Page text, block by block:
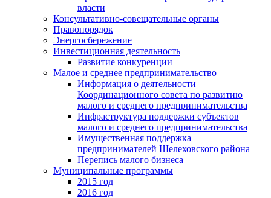
власти
Консультативно-совещательные органы
Правопорядок
Энергосбережение
Инвестиционная деятельность
Развитие конкуренции
Малое и среднее предпринимательство
Информация о деятельности
Координационного совета по развитию
малого и среднего предпринимательства
Инфраструктура поддержки субъектов
малого и среднего предпринимательства
Имущественная поддержка
предпринимателей Шелеховского района
Перепись малого бизнеса
Муниципальные программы
2015 год
2016 год